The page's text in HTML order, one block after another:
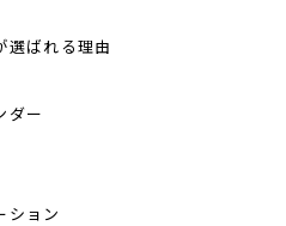
選ばれる理由
ダー
ション